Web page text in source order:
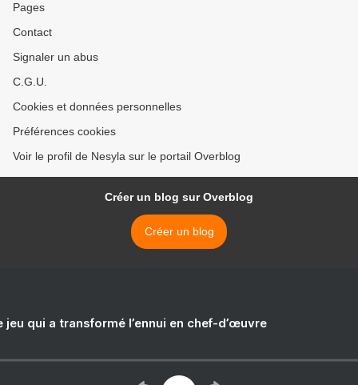
Pages
Contact
Signaler un abus
C.G.U.
Cookies et données personnelles
Préférences cookies
Voir le profil de Nesyla sur le portail Overblog
Créer un blog sur Overblog
Créer un blog
jeu qui a transformé l’ennui en chef-d’œuvre